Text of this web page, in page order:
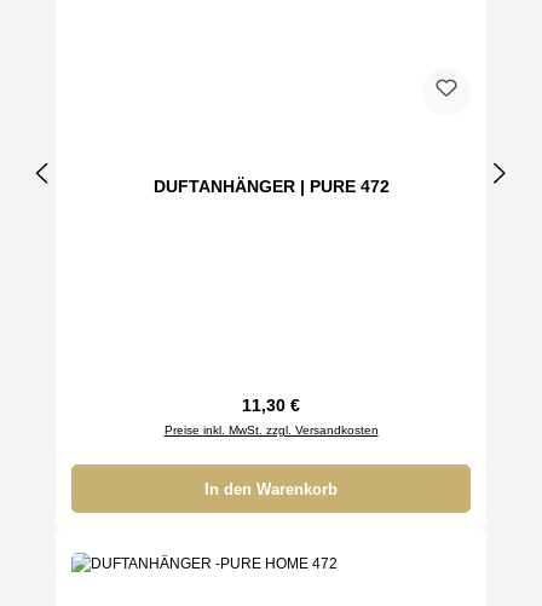
DUFTANHÄNGER | PURE 472
Regulärer Preis:
11,30 €
Preise inkl. MwSt. zzgl. Versandkosten
In den Warenkorb